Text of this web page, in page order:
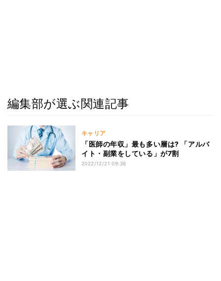
編集部が選ぶ関連記事
キャリア
「医師の年収」最も多い層は? 「アルバ
イト・副業をしている」が7割
2022/12/21 09:36